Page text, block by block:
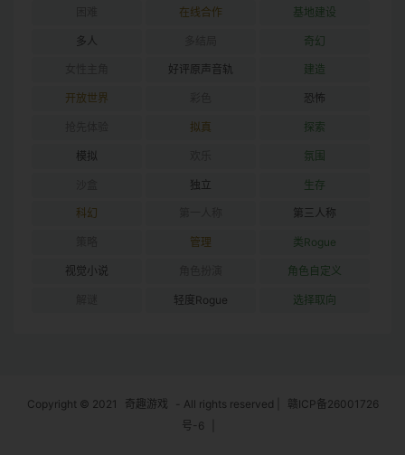
在线合作 基地建设
多人 奇幻
好评原声音轨 建造
开放世界 恐怖
拟真 探索
模拟 氛围
独立 生存
科幻 第三人称
管理 类Rogue
视觉小说 角色自定义
轻度Rogue 选择取向
Copyright © 2021 奇趣游戏 - All rights reserved
赣ICP备26001726
号-6